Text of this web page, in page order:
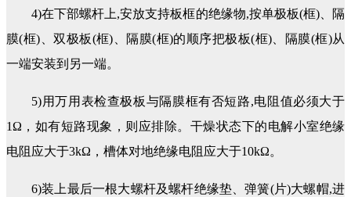
4)在下部螺杆上,安放支持板框的绝缘物,按单极板(框)、隔
膜(框)、双极板(框)、隔膜(框)的顺序把极板(框)、隔膜(框)从
一端安装到另一端。
5)用万用表检查极板与隔膜框有否短路,电阻值必须大于
1Ω，如有短路现象，则应排除。干燥状态下的电解小室绝缘
电阻应大于3kΩ，槽体对地绝缘电阻应大于10kΩ。
6)装上最后一根大螺杆及螺杆绝缘垫、弹簧(片)大螺帽,进